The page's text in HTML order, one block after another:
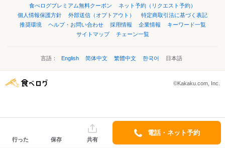
食べログプレミアム無料クーポン
ネット予約（リクエスト予約）
個人情報保護方針
外部送信（オプトアウト）
特定商取引法に基づく表記
推奨環境
ヘルプ・お問い合わせ 採用情報 企業情報
キーワード一覧
サイトマップ
チェーン一覧
言語： English 简体中文 繁體中文 한국어 日本語
©Kakaku.com, Inc.
行った 保存 共有
電話・ネット予約